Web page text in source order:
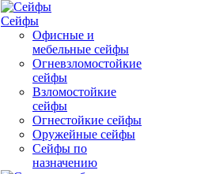
Сейфы
Офисные и
мебельные сейфы
Огневзломостойкие
сейфы
Взломостойкие
сейфы
Огнестойкие сейфы
Оружейные сейфы
Сейфы по
назначению